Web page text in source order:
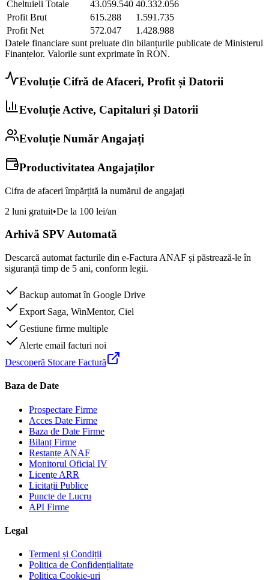
Cheltuieli Totale
43.059.540 40.332.056
Profit Brut
615.288
1.591.735
Profit Net
572.047
1.428.988
Datele financiare sunt preluate din bilanțurile publicate de Ministerul
Finanțelor. Valorile sunt exprimate în RON.
Evoluție Cifră de Afaceri, Profit și Datorii
Evoluție Active, Capitaluri și Datorii
Evoluție Număr Angajați
Productivitatea Angajaților
Cifra de afaceri împărțită la numărul de angajați
2 luni gratuit•De la 100 lei/an
Arhivă SPV Automată
Descarcă automat facturile din e-Factura ANAF și păstrează-le în
siguranță timp de 5 ani, conform legii.
Backup automat în Google Drive
Export Saga, WinMentor, Ciel
Gestiune firme multiple
Alerte email facturi noi
Descoperă Stocare Factură
Baza de Date
Prospectare Firme
Acces Date Firme
Baza de Date Firme
Bilanț Firme
Restanțe ANAF
Monitorul Oficial IV
Licențe ARR
Licitații Publice
Puncte de Lucru
API Firme
Legal
Termeni și Condiții
Politica de Confidențialitate
Politica Cookie-uri